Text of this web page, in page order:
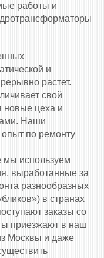
работы и
и
растет.
свой
новые цеха и
Наши
по ремонту
мы используем
выработанные за
разнообразных
в странах
заказы со
приезжают в наш
Москвы и даже